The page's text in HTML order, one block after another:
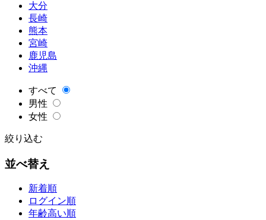
大分
長崎
熊本
宮崎
鹿児島
沖縄
すべて
男性
女性
絞り込む
並べ替え
新着順
ログイン順
年齢高い順